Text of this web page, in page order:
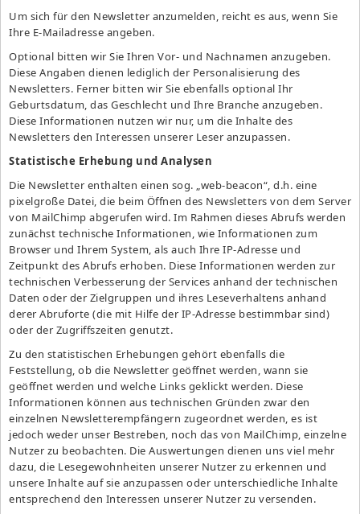
Um sich für den Newsletter anzumelden, reicht es aus, wenn Sie
Ihre E-Mailadresse angeben.
Optional bitten wir Sie Ihren Vor- und Nachnamen anzugeben.
Diese Angaben dienen lediglich der Personalisierung des
Newsletters. Ferner bitten wir Sie ebenfalls optional Ihr
Geburtsdatum, das Geschlecht und Ihre Branche anzugeben.
Diese Informationen nutzen wir nur, um die Inhalte des
Newsletters den Interessen unserer Leser anzupassen.
Statistische Erhebung und Analysen
Die Newsletter enthalten einen sog. „web-beacon“, d.h. eine
pixelgroße Datei, die beim Öffnen des Newsletters von dem Server
von MailChimp abgerufen wird. Im Rahmen dieses Abrufs werden
zunächst technische Informationen, wie Informationen zum
Browser und Ihrem System, als auch Ihre IP-Adresse und
Zeitpunkt des Abrufs erhoben. Diese Informationen werden zur
technischen Verbesserung der Services anhand der technischen
Daten oder der Zielgruppen und ihres Leseverhaltens anhand
derer Abruforte (die mit Hilfe der IP-Adresse bestimmbar sind)
oder der Zugriffszeiten genutzt.
Zu den statistischen Erhebungen gehört ebenfalls die
Feststellung, ob die Newsletter geöffnet werden, wann sie
geöffnet werden und welche Links geklickt werden. Diese
Informationen können aus technischen Gründen zwar den
einzelnen Newsletterempfängern zugeordnet werden, es ist
jedoch weder unser Bestreben, noch das von MailChimp, einzelne
Nutzer zu beobachten. Die Auswertungen dienen uns viel mehr
dazu, die Lesegewohnheiten unserer Nutzer zu erkennen und
unsere Inhalte auf sie anzupassen oder unterschiedliche Inhalte
entsprechend den Interessen unserer Nutzer zu versenden.